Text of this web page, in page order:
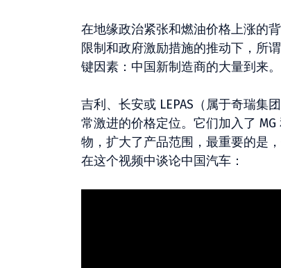
在地缘政治紧张和燃油价格上涨的
限制和政府激励措施的推动下，所
键因素：中国新制造商的大量到来。
吉利、长安或 LEPAS（属于奇瑞集
常激进的价格定位。它们加入了 MG
物，扩大了产品范围，最重要的是
在这个视频中谈论中国汽车：